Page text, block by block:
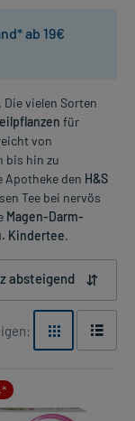
ab 19€
vielen Sorten
für
von
bis hin zu
Apotheke den H&S
Tee bei nervös
Magen-Darm-
Kindertee.
absteigend